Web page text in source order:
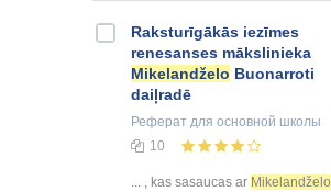
Raksturīgākās iezīmes
renesanses mākslinieka
Mikelandželo Buonarroti
daiļradē
Реферат для основной школы
10
... , kas sasaucas ar Mikelandželo